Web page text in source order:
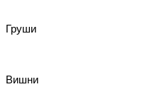
Груши
Вишни